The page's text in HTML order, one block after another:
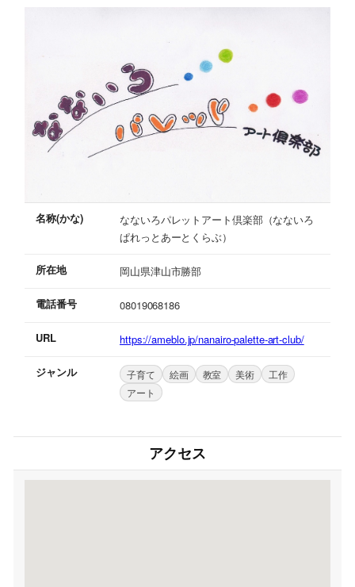
名称(かな)
なないろパレットアート倶楽部（なないろ
ぱれっとあーとくらぶ）
所在地 岡山県津山市勝部
電話番号 08019068186
URL https://ameblo.jp/nanairo-palette-art-club/
ジャンル 子育て 絵画 教室 美術
工作
アート
アクセス